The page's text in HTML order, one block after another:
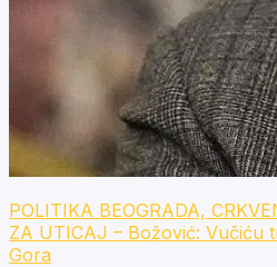
POLITIKA BEOGRADA,
ZA UTICAJ – Božović: Vučiću
Gora